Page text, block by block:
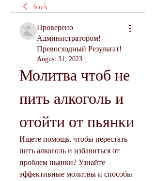
Back
Проверено
Администратором!
Превосходный Результат!
August 31, 2023
Молитва чтоб не
пить алкоголь и
отойти от пьянки
Ищете помощь, чтобы перестать
пить алкоголь и избавиться от
проблем пьянки? Узнайте
эффективные молитвы и способы